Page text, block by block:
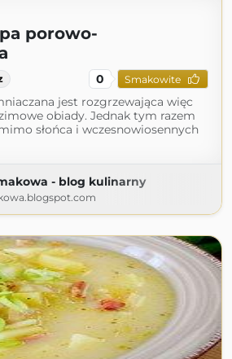
porowo-
0 Smakowite
jest rozgrzewająca więc
obiady. Jednak tym razem
słońca i wczesnowiosennych
- blog kulinarny